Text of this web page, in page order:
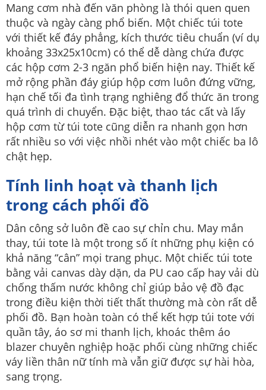
Mang cơm nhà đến văn phòng là thói quen quen
thuộc và ngày càng phổ biến. Một chiếc túi tote
với thiết kế đáy phẳng, kích thước tiêu chuẩn (ví dụ
khoảng 33x25x10cm) có thể dễ dàng chứa được
các hộp cơm 2-3 ngăn phổ biến hiện nay. Thiết kế
mở rộng phần đáy giúp hộp cơm luôn đứng vững,
hạn chế tối đa tình trạng nghiêng đổ thức ăn trong
quá trình di chuyển. Đặc biệt, thao tác cất và lấy
hộp cơm từ túi tote cũng diễn ra nhanh gọn hơn
rất nhiều so với việc nhồi nhét vào một chiếc ba lô
chật hẹp.
Tính linh hoạt và thanh lịch
trong cách phối đồ
Dân công sở luôn đề cao sự chỉn chu. May mắn
thay, túi tote là một trong số ít những phụ kiện có
khả năng “cân” mọi trang phục. Một chiếc túi tote
bằng vải canvas dày dặn, da PU cao cấp hay vải dù
chống thấm nước không chỉ giúp bảo vệ đồ đạc
trong điều kiện thời tiết thất thường mà còn rất dễ
phối đồ. Bạn hoàn toàn có thể kết hợp túi tote với
quần tây, áo sơ mi thanh lịch, khoác thêm áo
blazer chuyên nghiệp hoặc phối cùng những chiếc
váy liền thân nữ tính mà vẫn giữ được sự hài hòa,
sang trọng.